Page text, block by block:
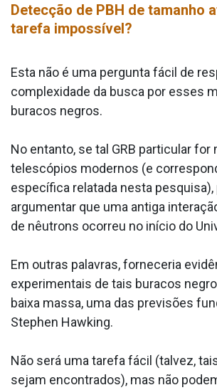
Detecção de PBH de tamanho
tarefa impossível?
Esta não é uma pergunta fácil de
complexidade da busca por esses
buracos negros.
No entanto, se tal GRB particular for
telescópios modernos (e
específica relatada nesta pesquisa),
argumentar que uma antiga
de nêutrons ocorreu no início do
Em outras palavras, forneceria
experimentais de tais buracos
baixa massa, uma das previsões
Stephen Hawking.
Não será uma tarefa fácil (talvez,
sejam encontrados), mas não